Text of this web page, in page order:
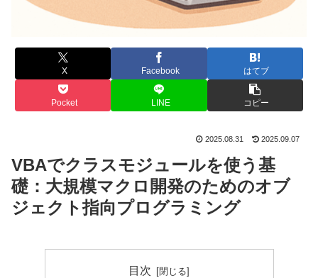
X Facebook はてブ
Pocket LINE コピー
2025.08.31 2025.09.07
VBAでクラスモジュールを使う基
礎：大規模マクロ開発のためのオブ
ジェクト指向プログラミング
目次